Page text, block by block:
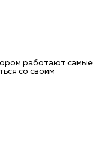
работают самые
со своим